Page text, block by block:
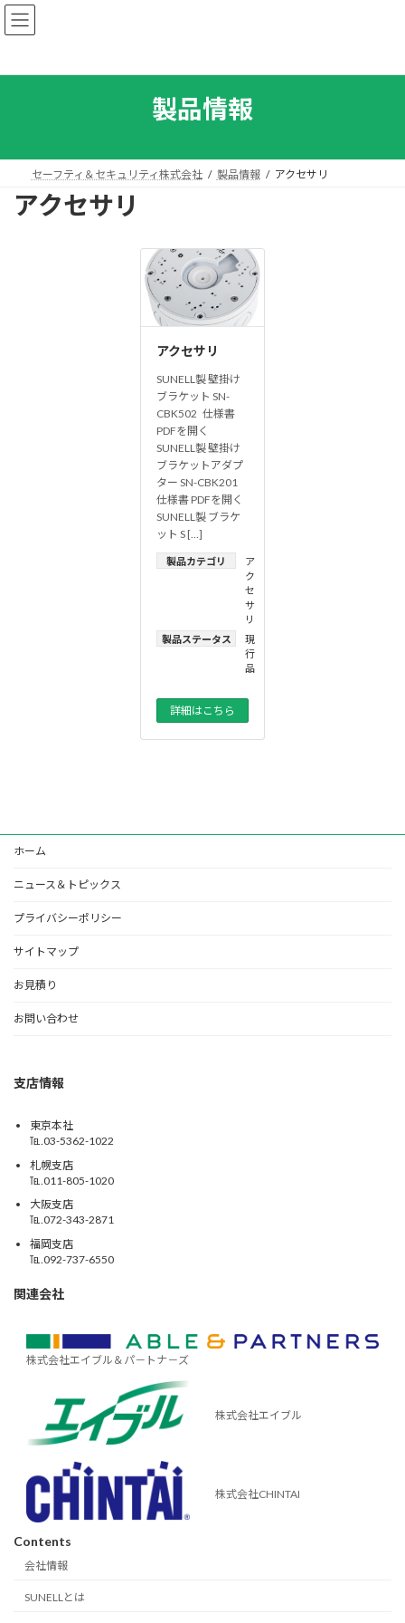
コ
ン
ナ
ビ
製品情報
セーフティ＆セキュリティ株式会社 製品情報 アクセサリ
アクセサリ
アクセサリ
SUNELL製 壁掛け
ブラケット SN-
CBK502 仕様書
PDFを開く
SUNELL製 壁掛け
ブラケットアダプ
ター SN-CBK201
仕様書 PDFを開く
SUNELL製 ブラケ
ット S […]
製品カテゴリ
ア
ク
セ
サ
リ
製品ステータス
現
行
品
詳細はこちら
ホーム
ニュース＆トピックス
プライバシーポリシー
サイトマップ
お見積り
お問い合わせ
支店情報
東京本社
℡.03-5362-1022
札幌支店
℡.011-805-1020
大阪支店
℡.072-343-2871
福岡支店
℡.092-737-6550
関連会社
株式会社エイブル＆パ－トナ－ズ
株式会社エイブル
株式会社CHINTAI
Contents
会社情報
SUNELLとは